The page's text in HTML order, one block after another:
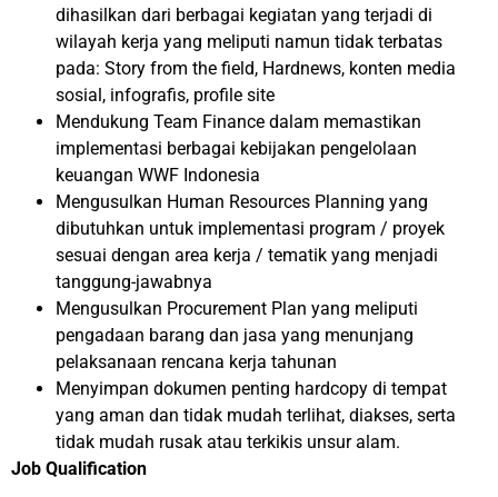
dihasilkan dari berbagai kegiatan yang terjadi di
wilayah kerja yang meliputi namun tidak terbatas
pada: Story from the field, Hardnews, konten media
sosial, infografis, profile site
Mendukung Team Finance dalam memastikan
implementasi berbagai kebijakan pengelolaan
keuangan WWF Indonesia
Mengusulkan Human Resources Planning yang
dibutuhkan untuk implementasi program / proyek
sesuai dengan area kerja / tematik yang menjadi
tanggung-jawabnya
Mengusulkan Procurement Plan yang meliputi
pengadaan barang dan jasa yang menunjang
pelaksanaan rencana kerja tahunan
Menyimpan dokumen penting hardcopy di tempat
yang aman dan tidak mudah terlihat, diakses, serta
tidak mudah rusak atau terkikis unsur alam.
Job Qualification